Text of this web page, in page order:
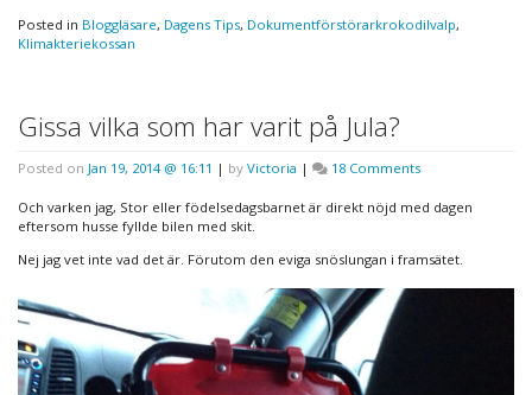
Posted in Bloggläsare, Dagens Tips, Dokumentförstörarkrokodilvalp,
Klimakteriekossan
Gissa vilka som har varit på Jula?
Posted on Jan 19, 2014 @ 16:11 | by Victoria | 18 Commentson
vilka
varit
Och varken jag, Stor eller födelsedagsbarnet är direkt nöjd med dagen
eftersom husse fyllde bilen med skit.
Nej jag vet inte vad det är. Förutom den eviga snöslungan i framsätet.